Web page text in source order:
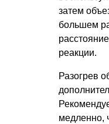
затем
большем
реакции.
Разогрев
медленно,